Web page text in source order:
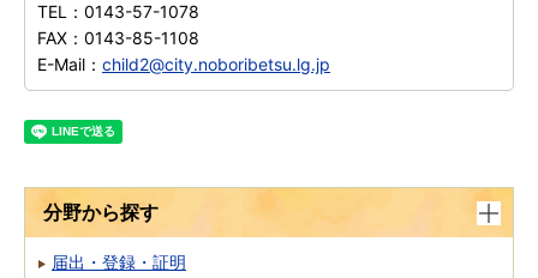
TEL： 0143-57-1078
FAX： 0143-85-1108
E-Mail： child2@city.noboribetsu.lg.jp
分野から探す
届出・登録・証明